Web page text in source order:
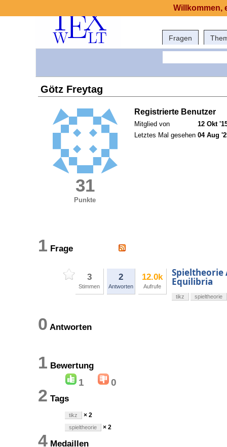
Fragen
Götz Freytag
31
Punkte
Registrierte Benutzer
Mitglied von
12 Okt
Letztes Mal gesehen 04 Aug
1 Frage
3
Stimmen
2
Antworten
12.0k
Aufrufe
Spieltheorie
Equilibria
tikz spieltheorie
0 Antworten
1 Bewertung
1 0
2 Tags
tikz × 2
spieltheorie × 2
4 Medaillen
Willkommen,